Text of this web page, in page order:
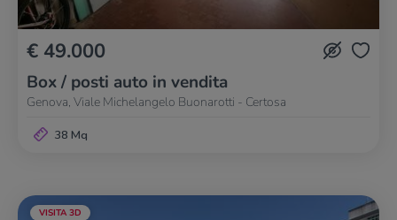
€ 49.000
Box / posti auto in vendita
Genova, Viale Michelangelo Buonarotti - Certosa
38 Mq
VISITA 3D